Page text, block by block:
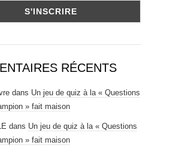
RÉCENTS
dans Un jeu de quiz à la « Questions
» fait maison
dans Un jeu de quiz à la « Questions
» fait maison